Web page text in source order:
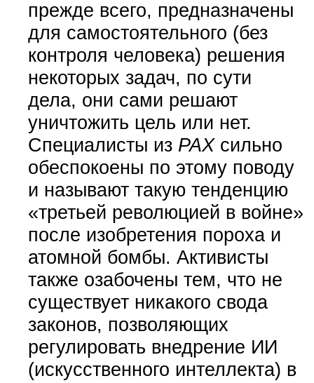
прежде всего, предназначены
для самостоятельного (без
контроля человека) решения
некоторых задач, по сути
дела, они сами решают
уничтожить цель или нет.
Специалисты из PAXсильно
обеспокоены по этому поводу
и называют такую тенденцию
«третьей революцией в войне»
после изобретения пороха и
атомной бомбы. Активисты
также озабочены тем, что не
существует никакого свода
законов, позволяющих
регулировать внедрение ИИ
(искусственного интеллекта) в